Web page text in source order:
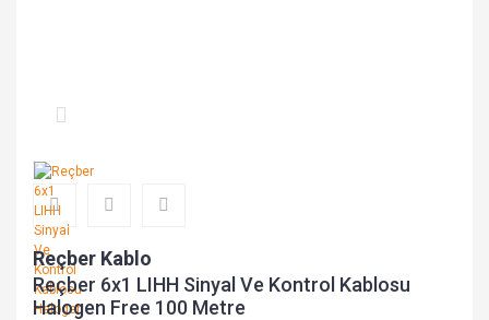
Reçber Kablo
Reçber 6x1 LIHH Sinyal Ve Kontrol Kablosu
Halogen Free 100 Metre